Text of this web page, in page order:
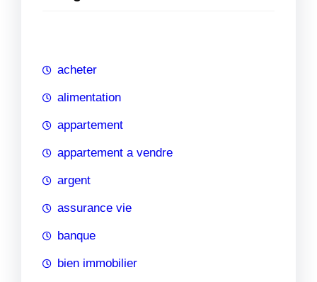
h
acheter
alimentation
appartement
appartement a vendre
argent
assurance vie
banque
bien immobilier